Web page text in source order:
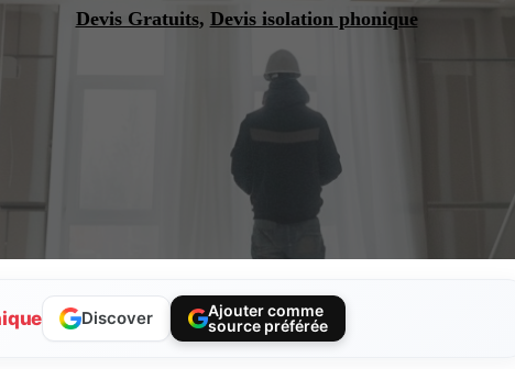
Devis Gratuits, Devis isolation phonique
Discover
Ajouter comme
source préférée